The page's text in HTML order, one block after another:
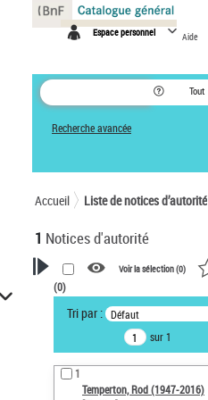
Espace personnel Aide
Tout
Recherche avancée
Accueil Liste de notices d’autorité
1 Notices d'autorité
VOTRE RECHERCHE
Recherche avancée dans les
notices d’autorité
Œuvres liées à l'auteur :
Temperton, Rod (1947-2016)
Voir la sélection (0)
(0)
Tri par : Défaut
sur 1
1
Temperton, Rod (1947-2016)
Panneau de gestion des cookies